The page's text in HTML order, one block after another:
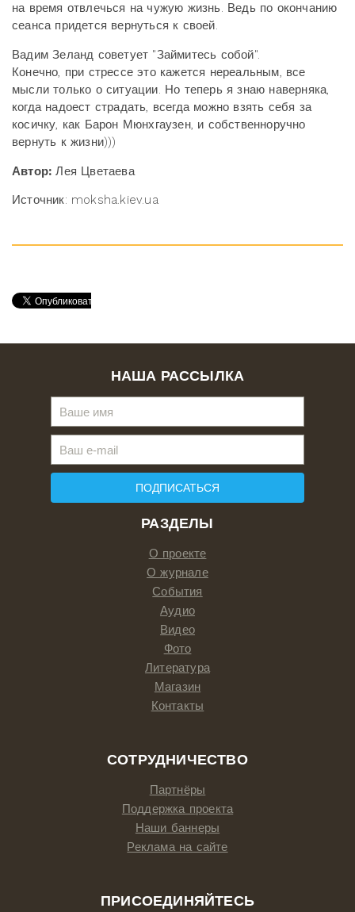
на время отвлечься на чужую жизнь. Ведь по окончанию
сеанса придется вернуться к своей.
Вадим Зеланд советует "Займитесь собой".
Конечно, при стрессе это кажется нереальным, все
мысли только о ситуации. Но теперь я знаю наверняка,
когда надоест страдать, всегда можно взять себя за
косичку, как Барон Мюнхгаузен, и собственноручно
вернуть к жизни)))
Автор: Лея Цветаева
Источник: moksha.kiev.ua
РАЗДЕЛЫ
О проекте
О журнале
События
Аудио
Видео
Фото
Литература
Магазин
Контакты
СОТРУДНИЧЕСТВО
Партнёры
Поддержка проекта
Наши баннеры
Реклама на сайте
ПРИСОЕДИНЯЙТЕСЬ
НАША РАССЫЛКА
ПОДПИСАТЬСЯ